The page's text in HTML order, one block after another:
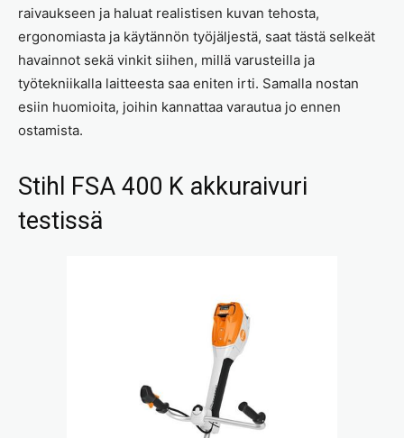
raivaukseen ja haluat realistisen kuvan tehosta,
ergonomiasta ja käytännön työjäljestä, saat tästä selkeät
havainnot sekä vinkit siihen, millä varusteilla ja
työtekniikalla laitteesta saa eniten irti. Samalla nostan
esiin huomioita, joihin kannattaa varautua jo ennen
ostamista.
Stihl FSA 400 K akkuraivuri
testissä